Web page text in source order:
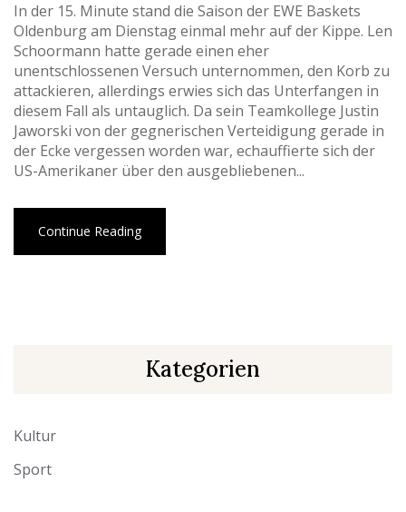
In der 15. Minute stand die Saison der EWE Baskets
Oldenburg am Dienstag einmal mehr auf der Kippe. Len
Schoormann hatte gerade einen eher
unentschlossenen Versuch unternommen, den Korb zu
attackieren, allerdings erwies sich das Unterfangen in
diesem Fall als untauglich. Da sein Teamkollege Justin
Jaworski von der gegnerischen Verteidigung gerade in
der Ecke vergessen worden war, echauffierte sich der
US-Amerikaner über den ausgebliebenen...
Continue Reading
Kategorien
Kultur
Sport